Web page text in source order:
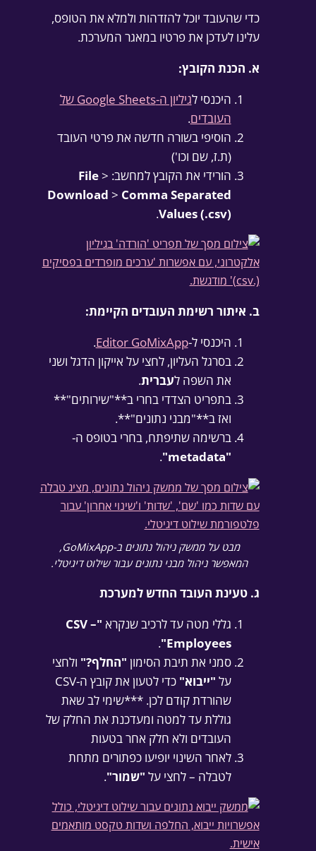
כדי שהעובד יוכל להזדהות ולמלא את הטופס,
עלינו לעדכן את פרטיו במאגר המערכת.
א. הכנת הקובץ:
היכנסי ל
גיליון ה-Google Sheets של
העובדים.
הוסיפי בשורה חדשה את פרטי העובד
(ת.ז, שם וכו')
הורידי את הקובץ למחשב:
File>
Download > Comma Separated
Values (.csv)
.
ב. איתור רשימת העובדים הקיימת:
היכנסי ל-Editor GoMixApp
.
בסרגל העליון, לחצי על אייקון הדגל ושני
את השפה לעברית.
בתפריט הצדדי בחרי ב**"שירותים"**
ואז ב**"מבני נתונים"**.
ברשימה שתיפתח, בחרי בטופס ה-
"metadata"
.
מבט על ממשק ניהול נתונים ב-GoMixApp,
המאפשר ניהול מבני נתונים עבור שילוט דיגיטלי.
ג. טעינת העובד החדש למערכת
גללי מטה עד לרכיב שנקרא
"CSV –
Employees"
.
סמני את תיבת הסימון "החלף?" ולחצי
על "ייבוא"
כדי לטעון את קובץ ה-CSV
שהורדת קודם לכן. ***שימי לב שאת
גוללת עד למטה ומעדכנת את החלק של
העובדים ולא חלק אחר בטעות
לאחר השינוי יופיעו כפתורים מתחת
לטבלה – לחצי על "שמור".